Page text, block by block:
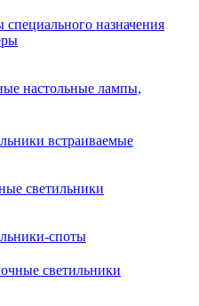
назначения
настольные лампы,
встраиваемые
светильники
споты
светильники